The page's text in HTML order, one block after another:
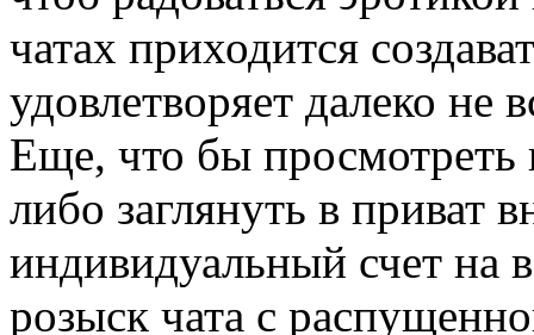
чатах приходится
удовлетворяет далеко не
Еще, что бы просмотреть
либо заглянуть в приват
индивидуальный счет на
розыск чата с